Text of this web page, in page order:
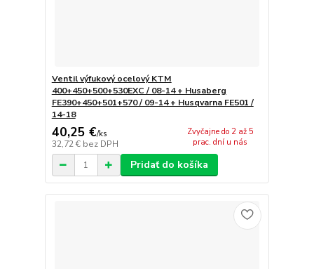
Ventil výfukový ocelový KTM
400+450+500+530EXC / 08-14 + Husaberg
FE390+450+501+570 / 09-14 + Husqvarna FE501 /
14-18
40,25 €/ks
32,72 € bez DPH
Zvyčajne do 2 až 5
prac. dní u nás
Pridať do košíka